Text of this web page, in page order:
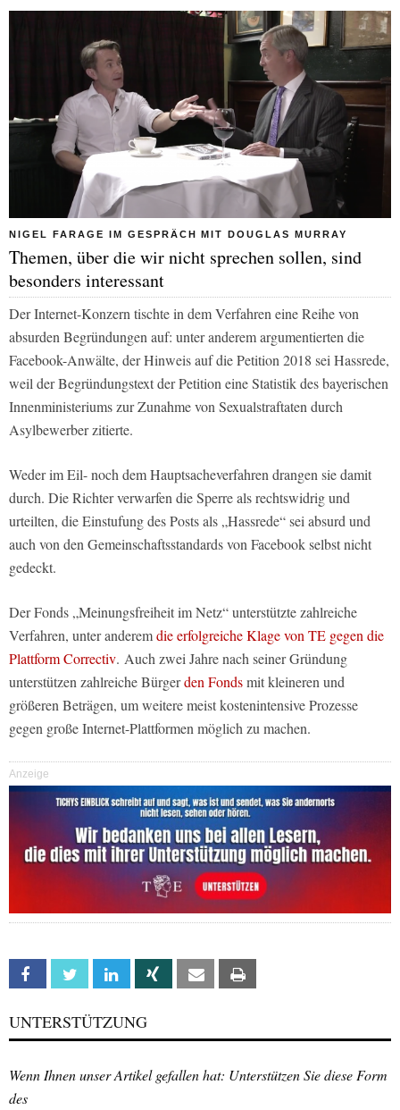
NIGEL FARAGE IM GESPRÄCH MIT DOUGLAS MURRAY
Themen, über die wir nicht sprechen sollen, sind
besonders interessant
Der Internet-Konzern tischte in dem Verfahren eine Reihe von
absurden Begründungen auf: unter anderem argumentierten die
Facebook-Anwälte, der Hinweis auf die Petition 2018 sei Hassrede,
weil der Begründungstext der Petition eine Statistik des bayerischen
Innenministeriums zur Zunahme von Sexualstraftaten durch
Asylbewerber zitierte.
Weder im Eil- noch dem Hauptsacheverfahren drangen sie damit
durch. Die Richter verwarfen die Sperre als rechtswidrig und
urteilten, die Einstufung des Posts als „Hassrede“ sei absurd und
auch von den Gemeinschaftsstandards von Facebook selbst nicht
gedeckt.
Der Fonds „Meinungsfreiheit im Netz“ unterstützte zahlreiche
Verfahren, unter anderemdie erfolgreiche Klage von TE gegen die
Plattform Correctiv. Auch zwei Jahre nach seiner Gründung
unterstützen zahlreiche Bürgerden Fondsmit kleineren und
größeren Beträgen, um weitere meist kostenintensive Prozesse
gegen große Internet-Plattformen möglich zu machen.
Anzeige
Facebook Twitter Linkedin Xing Email
UNTERSTÜTZUNG
Wenn Ihnen unser Artikel gefallen hat: Unterstützen Sie diese Form
des